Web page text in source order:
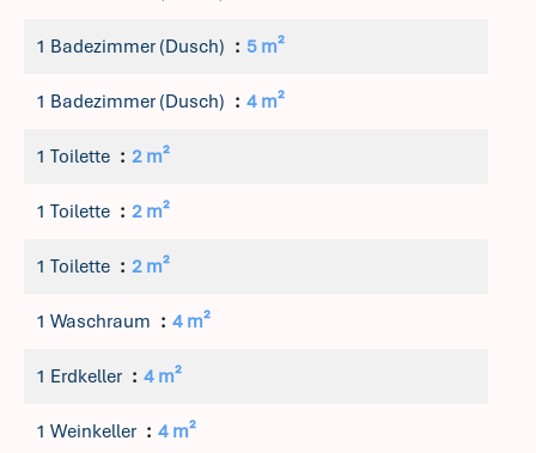
1 Badezimmer (Dusch) 5 m²
1 Badezimmer (Dusch) 4 m²
1 Toilette 2 m²
1 Toilette 2 m²
1 Toilette 2 m²
1 Waschraum 4 m²
1 Erdkeller 4 m²
1 Weinkeller 4 m²